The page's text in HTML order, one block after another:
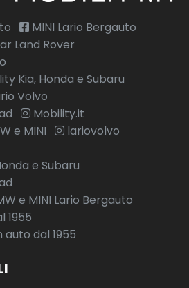
MINI Lario Bergauto
Land Rover
Kia, Honda e Subaru
Volvo
Mobility.it
e MINI
lariovolvo
e Subaru
e MINI Lario Bergauto
1955
dal 1955